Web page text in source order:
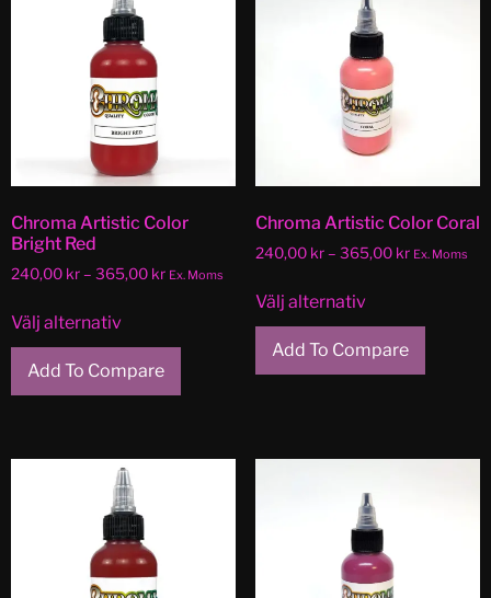
Chroma Artistic Color
Bright Red
240,00 kr– 365,00 kr Ex. Moms
Välj alternativ
Add To Compare
Chroma Artistic Color Coral
240,00 kr – 365,00 kr Ex. Moms
Välj alternativ
Add To Compare